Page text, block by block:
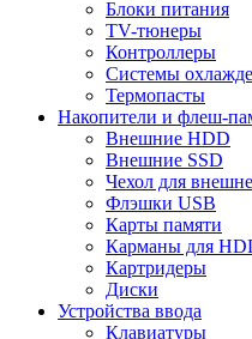
Блоки питания
TV-тюнеры
Контроллеры
Системы
Термопасты
Накопители и флеш-
Внешние HDD
Внешние SSD
Чехол для
Флэшки USB
Карты памяти
Карманы для
Картридеры
Диски
Устройства ввода
Клавиатуры